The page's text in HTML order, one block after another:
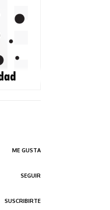
ME GUSTA
SEGUIR
SUSCRIBIRTE